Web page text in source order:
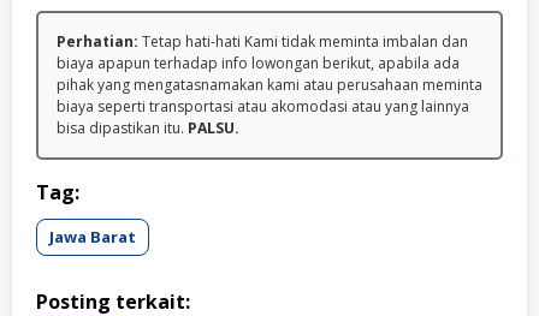
Perhatian: Tetap hati-hati Kami tidak meminta imbalan dan
biaya apapun terhadap info lowongan berikut, apabila ada
pihak yang mengatasnamakan kami atau perusahaan meminta
biaya seperti transportasi atau akomodasi atau yang lainnya
bisa dipastikan itu. PALSU.
Tag:
Jawa Barat
Posting terkait: